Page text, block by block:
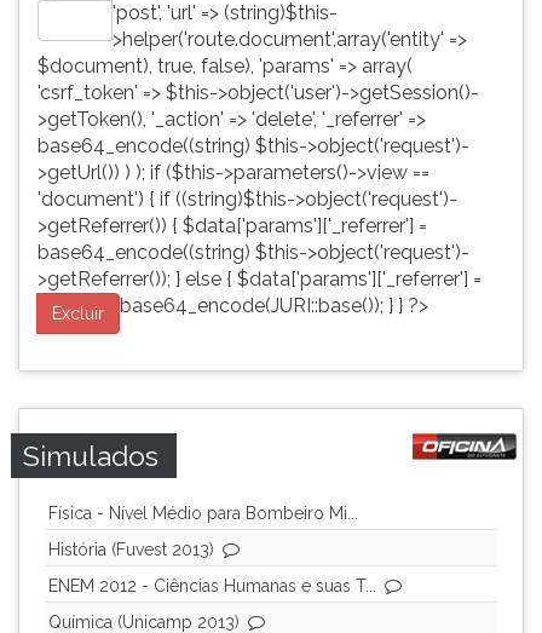
'post', 'url' => (string)$this-
>helper('route.document',array('entity' =>
$document), true, false), 'params' => array(
'csrf_token' => $this->object('user')->getSession()-
>getToken(), '_action' => 'delete', '_referrer' =>
base64_encode((string) $this->object('request')-
>getUrl()) ) ); if ($this->parameters()->view ==
'document') { if ((string)$this->object('request')-
>getReferrer()) { $data['params']['_referrer'] =
base64_encode((string) $this->object('request')-
>getReferrer()); } else { $data['params']['_referrer'] =
base64_encode(JURI::base()); } } ?>
Excluir
Simulados
Física - Nível Médio para Bombeiro Mi...
História (Fuvest 2013)
ENEM 2012 - Ciências Humanas e suas T...
Química (Unicamp 2013)